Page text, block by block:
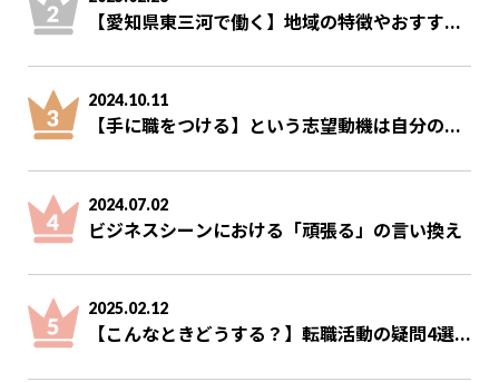
【愛知県東三河で働く】地域の特徴やおすす...
2024.10.11
【手に職をつける】という志望動機は自分の...
2024.07.02
ビジネスシーンにおける「頑張る」の言い換え
2025.02.12
【こんなときどうする？】転職活動の疑問4選...